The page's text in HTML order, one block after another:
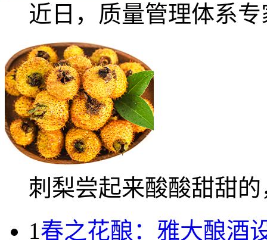
近日，质量管理体系专
刺梨尝起来酸酸甜甜的
1春之花酿：雅大酿酒